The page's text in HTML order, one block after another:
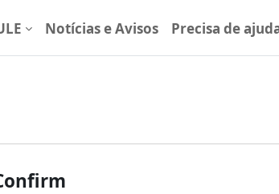
Notícias e Avisos Precisa de